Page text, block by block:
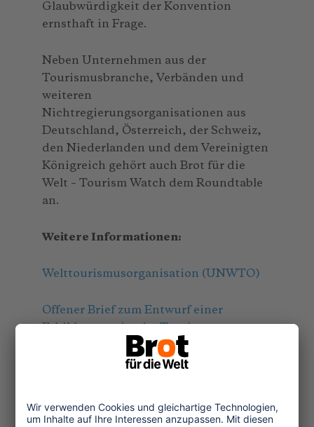
Glaubwürdigkeit der Konvention
ernsthaft in Frage.
Neben Unternehmen aus der
Tourismusbranche, Verbänden und
weiteren
Nichtregierungsorganisationen aus
Deutschland, Österreich, der Schweiz,
den Niederlanden und dem Vereinigten
Königreich gehört auch Brot für die
Welt – Tourism Watch dem Roundtable
an.
Weitere Informationen:
Welttourismusorganisation (UNWTO)
Offener Brief zum Entwurf einer
Ethikkonvention im Tourismus
(September 2017, TW 88)